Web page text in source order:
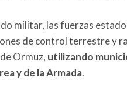
militar, las fuerzas
de control terrestre y
Ormuz, utilizando
y de la Armada.